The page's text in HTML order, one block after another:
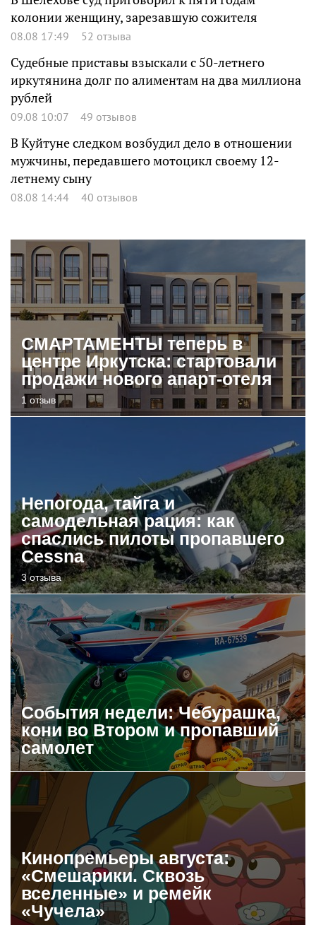
колонии женщину, зарезавшую сожителя
08.08 17:49 52 отзыва
Судебные приставы взыскали с 50-летнего
иркутянина долг по алиментам на два миллиона
рублей
09.08 10:07 49 отзывов
В Куйтуне следком возбудил дело в отношении
мужчины, передавшего мотоцикл своему 12-
летнему сыну
08.08 14:44 40 отзывов
СМАРТАМЕНТЫ теперь в
центре Иркутска: стартовали
продажи нового апарт-отеля
1 отзыв
Непогода, тайга и
самодельная рация: как
спаслись пилоты пропавшего
Cessna
3 отзыва
События недели: Чебурашка,
кони во Втором и пропавший
самолет
Кинопремьеры августа:
«Смешарики. Сквозь
вселенные» и ремейк
«Чучела»